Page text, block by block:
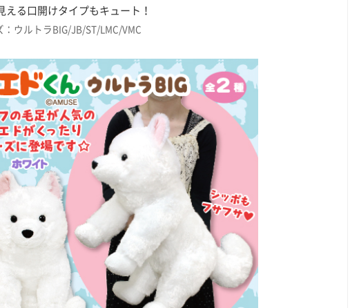
える口開けタイプもキュート！
：ウルトラBIG/JB/ST/LMC/VMC